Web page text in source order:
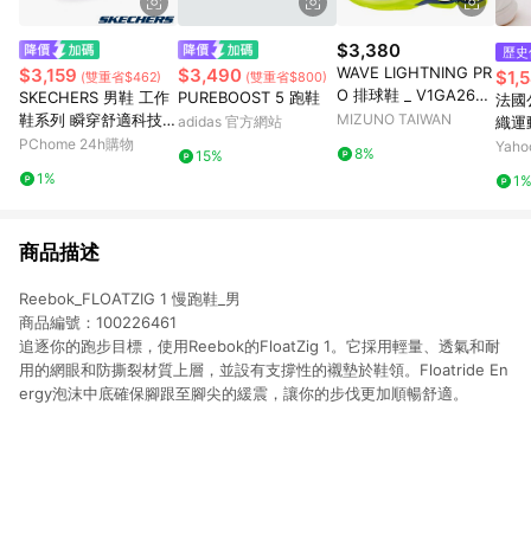
$3,159 (雙重省$462)
SKECHERS 男鞋 工作
鞋系列 瞬穿舒適科技
GARZA SR - 200310B
PChome 24h購物
1%
$3,490 (雙重省$800)
PUREBOOST 5 跑鞋
adidas 官方網站
15%
$3,380
WAVE LIGHTNING PR
O 排球鞋 _ V1GA2660
39
MIZUNO TAIWAN
8%
歷
法國
織運
1%
商品描述
Reebok_FLOATZIG 1 慢跑鞋_男
商品編號：100226461
追逐你的跑步目標，使用Reebok的FloatZig 1。它採用輕量、透氣和耐
用的網眼和防撕裂材質上層，並設有支撐性的襯墊於鞋領。Floatride En
ergy泡沫中底確保腳跟至腳尖的緩震，讓你的步伐更加順暢舒適。